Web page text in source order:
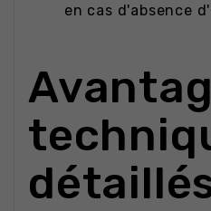
en cas d'absence